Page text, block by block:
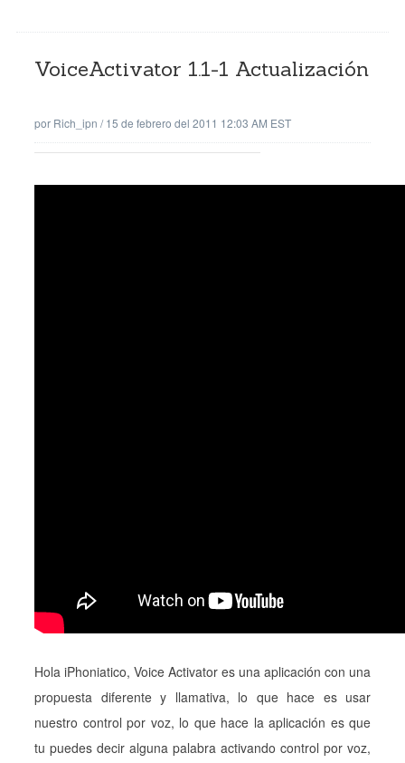
VoiceActivator 1.1-1 Actualización
por Rich_ipn /15 de febrero del 2011 12:03 AM EST
Hola iPhoniatico, Voice Activator es una aplicación con una
propuesta diferente y llamativa, lo que hace es usar
nuestro control por voz, lo que hace la aplicación es que
tu puedes decir alguna palabra activando control por voz,